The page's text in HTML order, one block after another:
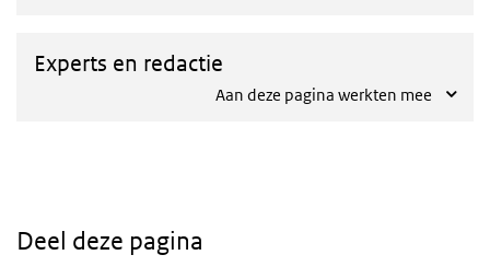
Experts en redactie
Aan deze pagina werkten mee
Deel deze pagina